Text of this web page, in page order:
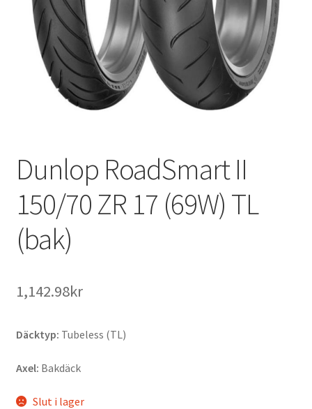
Dunlop RoadSmart II
150/70 ZR 17 (69W) TL
(bak)
1,142.98kr
Däcktyp: Tubeless (TL)
Axel: Bakdäck
Slut i lager